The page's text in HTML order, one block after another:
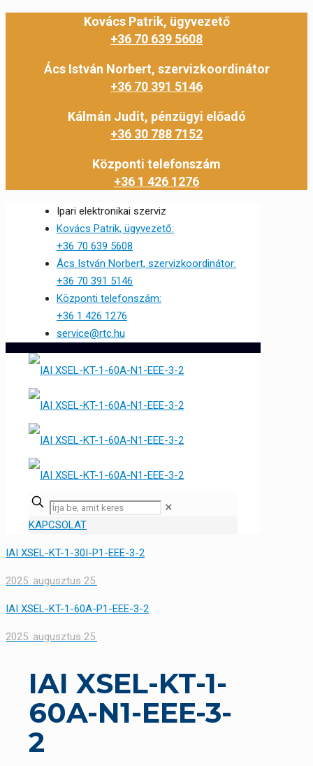
Kovács Patrik, ügyvezető
+36 70 639 5608
Ács István Norbert, szervizkoordinátor
+36 70 391 5146
Kálmán Judit, pénzügyi előadó
+36 30 788 7152
Központi telefonszám
+36 1 426 1276
Ipari elektronikai szerviz
Kovács Patrik, ügyvezető:
+36 70 639 5608
Ács István Norbert, szervizkoordinátor:
+36 70 391 5146
Központi telefonszám:
+36 1 426 1276
service@rtc.hu
✕
KAPCSOLAT
IAI XSEL-KT-1-30I-P1-EEE-3-2
2025. augusztus 25.
IAI XSEL-KT-1-60A-P1-EEE-3-2
2025. augusztus 25.
IAI XSEL-KT-1-
60A-N1-EEE-3-
2